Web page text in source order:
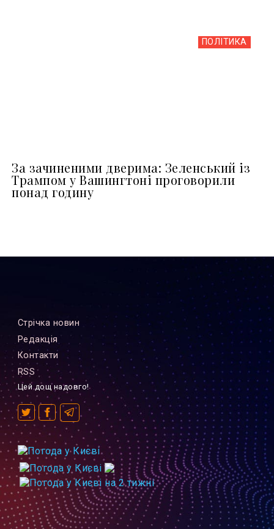
ПОЛІТИКА
За зачиненими дверима: Зеленський із
Трампом у Вашингтоні проговорили
понад годину
Стрiчка новин
Редакцiя
Контакти
RSS
Цей дощ надовго!